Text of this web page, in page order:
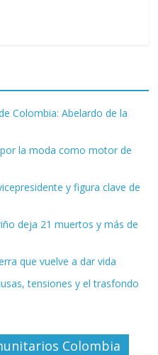
Colombia: Abelardo de la
la moda como motor de
y figura clave de
deja 21 muertos y más de
que vuelve a dar vida
tensiones y el trasfondo
Colombia